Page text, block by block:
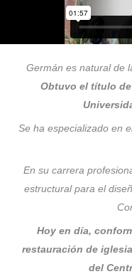
Germán es natural de
Obtuvo el título
Se ha especializado en
En su carrera
estructural para el
Hoy en día,
restauración de
del